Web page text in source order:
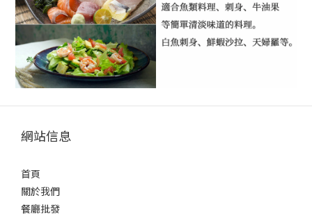
網站信息
首頁
關於我們
餐廳批發